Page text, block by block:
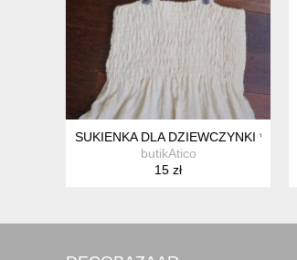
SUKIENKA DLA DZIEWCZYNKI *18
butikAtico
15 zł